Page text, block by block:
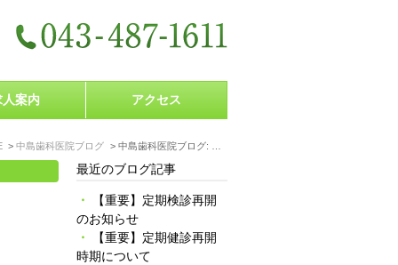
人案内 アクセス
中島歯科医院ブログ
最近のブログ記事
【重要】定期検診再開
のお知らせ
【重要】定期健診再開
時期について